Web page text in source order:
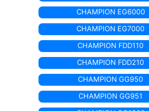
CHAMPION EG6000
CHAMPION EG7000
CHAMPION FDD110
CHAMPION FDD210
CHAMPION GG950
CHAMPION GG951